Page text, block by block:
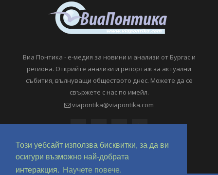
Този уебсайт използва бисквитки, за да ви
осигури възможно най-добрата
интеракция.
Научете повече.
Виа Понтика - е-медия за новини и анализи от Бургас и
региона. Открийте анализи и репортаж за актуални
събития, вълнуващи обществото днес. Можете да се
свържете с нас по имейл.
viapontika@viapontika.com